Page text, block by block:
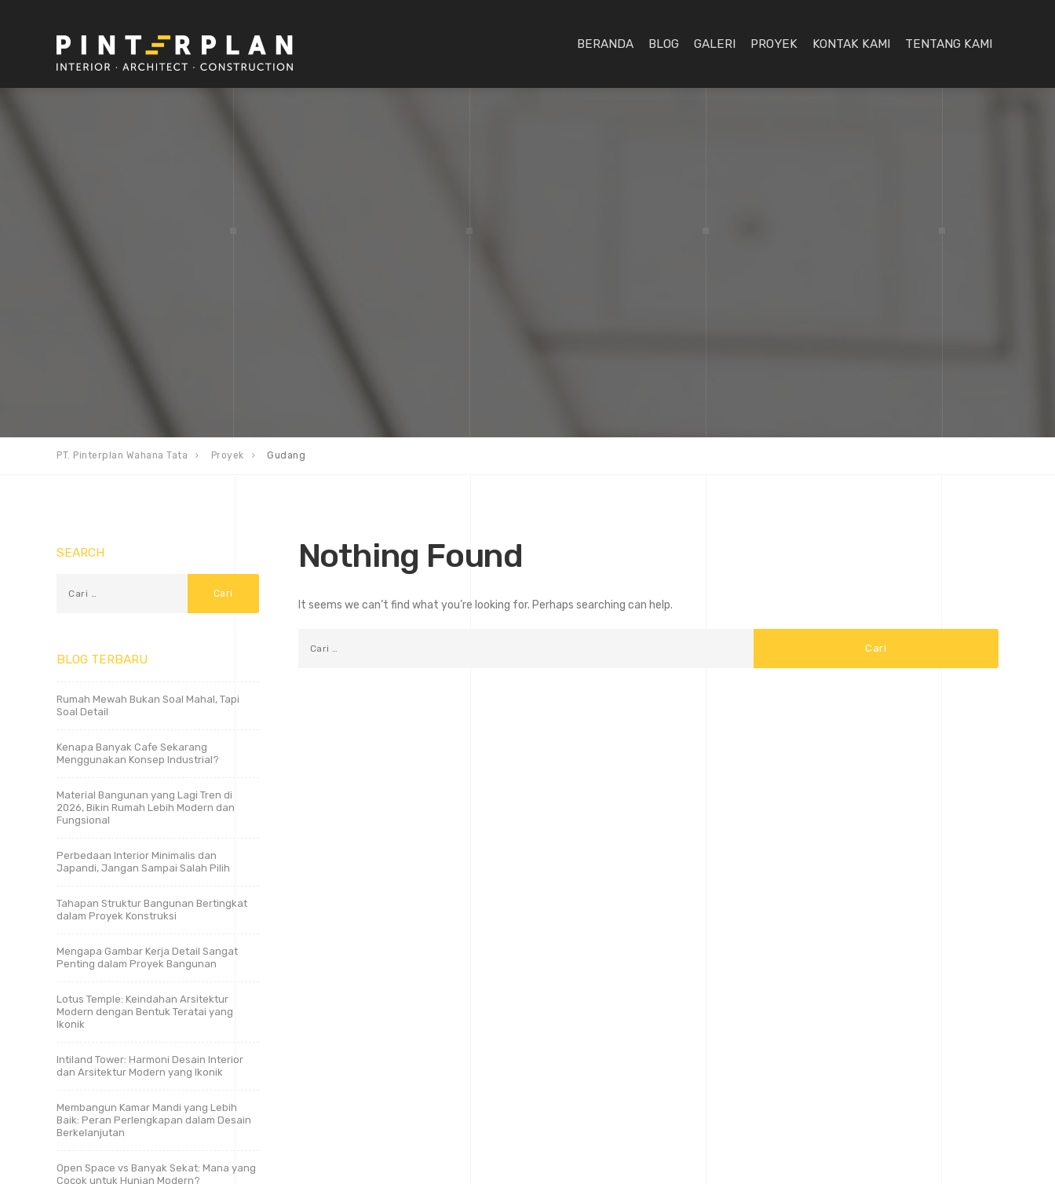
BERANDA BLOG GALERI PROYEK KONTAK KAMI TENTANG KAMI
PT. Pinterplan Wahana Tata Proyek Gudang
Nothing Found
It seems we can’t find what you’re looking for. Perhaps searching can help.
SEARCH
BLOG TERBARU
Rumah Mewah Bukan Soal Mahal, Tapi
Soal Detail
Kenapa Banyak Cafe Sekarang
Menggunakan Konsep Industrial?
Material Bangunan yang Lagi Tren di
2026, Bikin Rumah Lebih Modern dan
Fungsional
Perbedaan Interior Minimalis dan
Japandi, Jangan Sampai Salah Pilih
Tahapan Struktur Bangunan Bertingkat
dalam Proyek Konstruksi
Mengapa Gambar Kerja Detail Sangat
Penting dalam Proyek Bangunan
Lotus Temple: Keindahan Arsitektur
Modern dengan Bentuk Teratai yang
Ikonik
Intiland Tower: Harmoni Desain Interior
dan Arsitektur Modern yang Ikonik
Membangun Kamar Mandi yang Lebih
Baik: Peran Perlengkapan dalam Desain
Berkelanjutan
Open Space vs Banyak Sekat: Mana yang
Cocok untuk Hunian Modern?